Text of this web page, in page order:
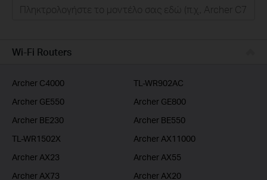
Επιχειρησεις
Wi-Fi Routers
Archer C4000
TL-WR902AC
Archer GE550
Archer GE800
Archer BE230
Archer BE550
TL-WR1502X
Archer AX11000
Archer AX23
Archer AX55
Archer AX73
Archer AX20